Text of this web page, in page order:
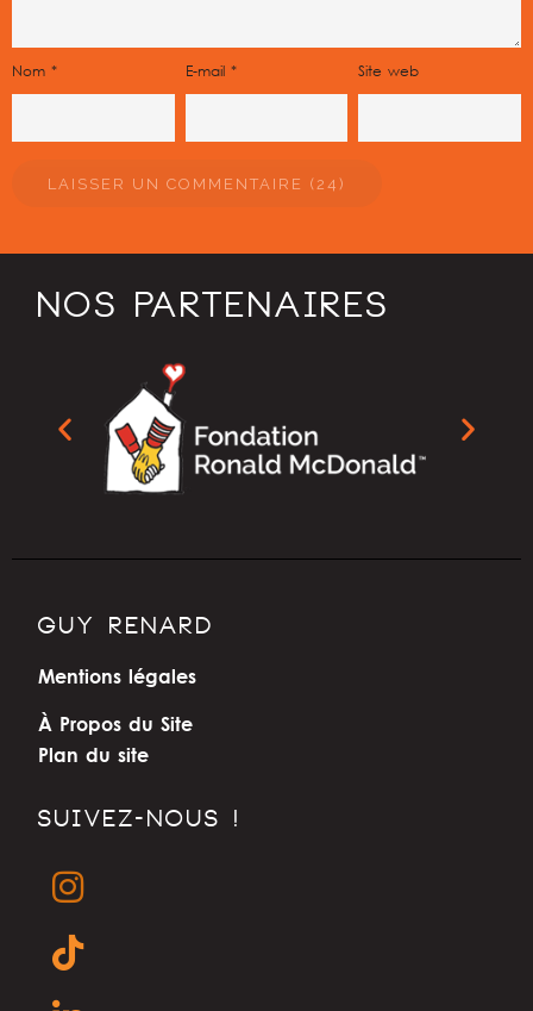
Nom * E-mail * Site web
NOS PARTENAIRES
GUY RENARD
Mentions légales
À Propos du Site
Plan du site
SUIVEZ-NOUS !